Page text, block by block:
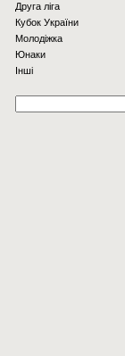
Друга ліга
Кубок України
Молодіжка
Юнаки
Інші